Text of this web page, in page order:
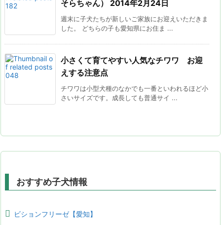
そらちゃん） 2014年2月24日
週末に子犬たちが新しいご家族にお迎えいただきま
した。 どちらの子も愛知県にお住ま ...
小さくて育てやすい人気なチワワ お迎
えする注意点
チワワは小型犬種のなかでも一番といわれるほど小
さいサイズです。成長しても普通サイ ...
おすすめ子犬情報
ビションフリーゼ【愛知】